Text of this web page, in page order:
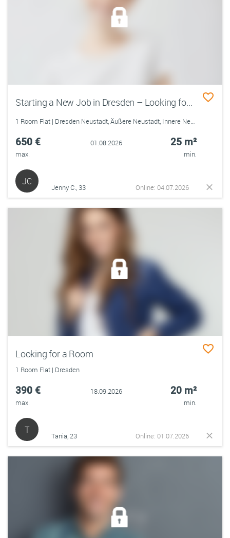
Starting a New Job in Dresden – Looking for a Long-Term Home ⭐
1 Room Flat | Dresden Neustadt, Äußere Neustadt, Innere Neustadt
650 €
max.
01.08.2026 25 m²
min.
JC
Jenny C., 33 Online: 04.07.2026
Looking for a Room
1 Room Flat | Dresden
390 €
max.
18.09.2026 20 m²
min.
T
Tania, 23 Online: 01.07.2026